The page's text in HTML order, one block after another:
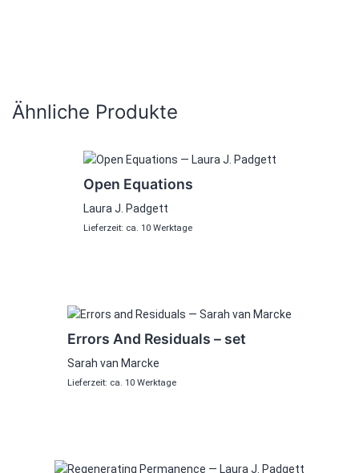
Ähnliche Produkte
Open Equations
Laura J. Padgett
Lieferzeit: ca. 10 Werktage
Errors And Residuals – set
Sarah van Marcke
Lieferzeit: ca. 10 Werktage